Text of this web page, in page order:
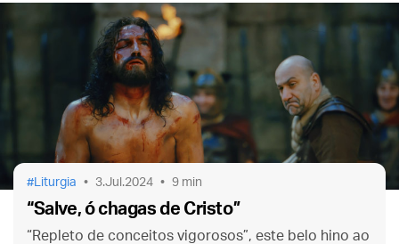
Liturgia 3.Jul.2024 9 min
“Salve, ó chagas de Cristo”
“Repleto de conceitos vigorosos”, este belo hino ao